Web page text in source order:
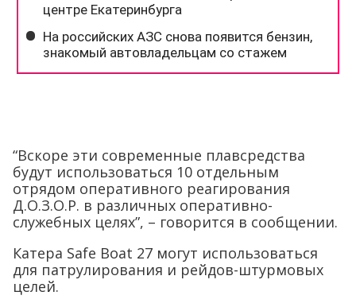
“Вскоре эти современные плавсредства
будут использоваться 10 отдельным
отрядом оперативного реагирования
Д.О.З.О.Р. в различных оперативно-
служебных целях”, – говорится в сообщении.
Катера Safe Boat 27 могут использоваться
для патрулирования и рейдов-штурмовых
целей.